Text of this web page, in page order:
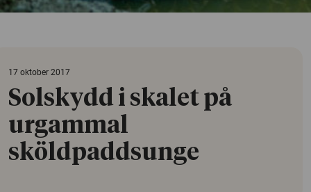
17 oktober 2017
Solskydd i skalet på
urgammal
sköldpaddsunge